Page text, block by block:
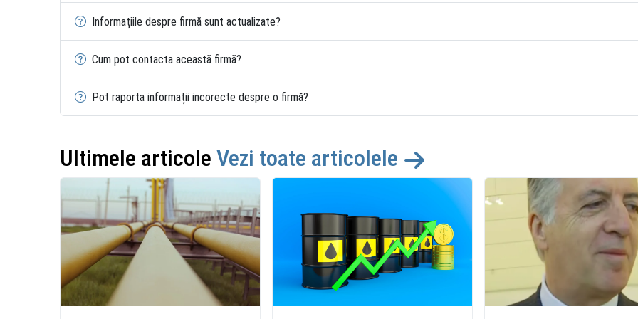
Informațiile despre firmă sunt actualizate?
Cum pot contacta această firmă?
Pot raporta informații incorecte despre o firmă?
Ultimele articole Vezi toate articolele